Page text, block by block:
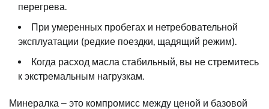
перегрева.
При умеренных пробегах и нетребовательной
эксплуатации (редкие поездки, щадящий режим).
Когда расход масла стабильный, вы не стремитесь
к экстремальным нагрузкам.
Минералка – это компромисс между ценой и базовой